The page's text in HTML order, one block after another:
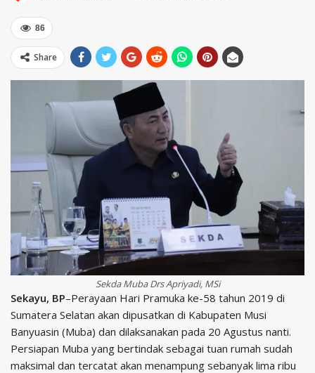
86
Share
Sekda Muba Drs Apriyadi, MSi
Sekayu, BP–Perayaan Hari Pramuka ke-58 tahun 2019 di
Sumatera Selatan akan dipusatkan di Kabupaten Musi
Banyuasin (Muba) dan dilaksanakan pada 20 Agustus nanti.
Persiapan Muba yang bertindak sebagai tuan rumah sudah
maksimal dan tercatat akan menampung sebanyak lima ribu